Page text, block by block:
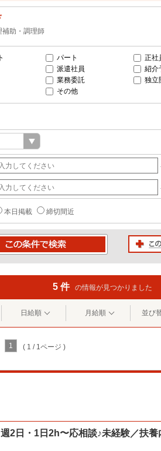
補助・調理師
パート
正社
派遣社員
紹介
業務委託
独立
その他
本日掲載 締切間近
5 件 の情報が見つかりました
日給順 月給順 並び
1 ( 1 / 1ページ )
2日・1日2h〜応相談♪未経験／扶